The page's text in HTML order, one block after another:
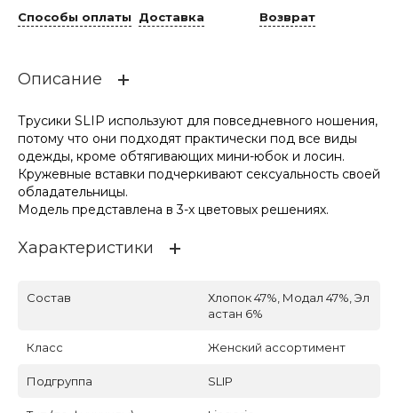
Способы оплаты Доставка Возврат
Описание
Трусики SLIP используют для повседневного ношения,
потому что они подходят практически под все виды
одежды, кроме обтягивающих мини-юбок и лосин.
Кружевные вставки подчеркивают сексуальность своей
обладательницы.
Модель представлена в 3-х цветовых решениях.
Характеристики
Состав
Хлопок 47%, Модал 47%, Эл
астан 6%
Класс Женский ассортимент
Подгруппа SLIP